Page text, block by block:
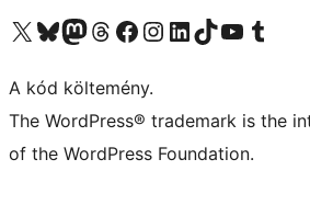
Visit our X (formerly Twitter) account
Visit our Bluesky account
Twitter csatornánk
Visit our Threads account
Facebook oldalunk megtekintése
Visit our Instagram account
Visit our LinkedIn account
Visit our TikTok account
Visit our YouTube channel
Visit our Tumblr
A kód költemény.
The WordPress® trademark is the
of the WordPress Foundation.